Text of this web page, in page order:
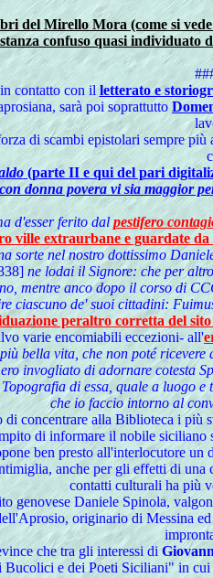
del Mirello Mora (come si
confuso quasi
contatto con illetterato e
sarà poi soprattutto
di scambi epistolari sempre
(parte II e qui del pari
donna povera vi sia maggior
d'esser ferito dal pestifero
ville extraurbane e guardate da
sorte nel nostro dottissimo
ne lodai il Signore: che per
mentre anco dopo il corso di
ciascuno de' suoi cittadini:
peraltro corretta del
varie encomiabili eccezioni- all'
bella vita, che non poté
invogliato di adornare cotesta
di essa, quale a luogo e
che io faccio intorno al
concentrare alla Biblioteca i
di informare il nobile siciliano
ben presto all'interlocutore
anche per gli effetti di
contatti culturali ha più
genovese Daniele Spinola,
originario di Messina
che tra gli interessi di
e dei Poeti Siciliani" in